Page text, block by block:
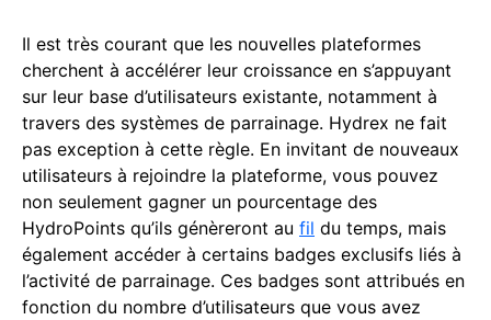
Il est très courant que les nouvelles plateformes
cherchent à accélérer leur croissance en s’appuyant
sur leur base d’utilisateurs existante, notamment à
travers des systèmes de parrainage. Hydrex ne fait
pas exception à cette règle. En invitant de nouveaux
utilisateurs à rejoindre la plateforme, vous pouvez
non seulement gagner un pourcentage des
HydroPoints qu’ils génèreront au fil du temps, mais
également accéder à certains badges exclusifs liés à
l’activité de parrainage. Ces badges sont attribués en
fonction du nombre d’utilisateurs que vous avez